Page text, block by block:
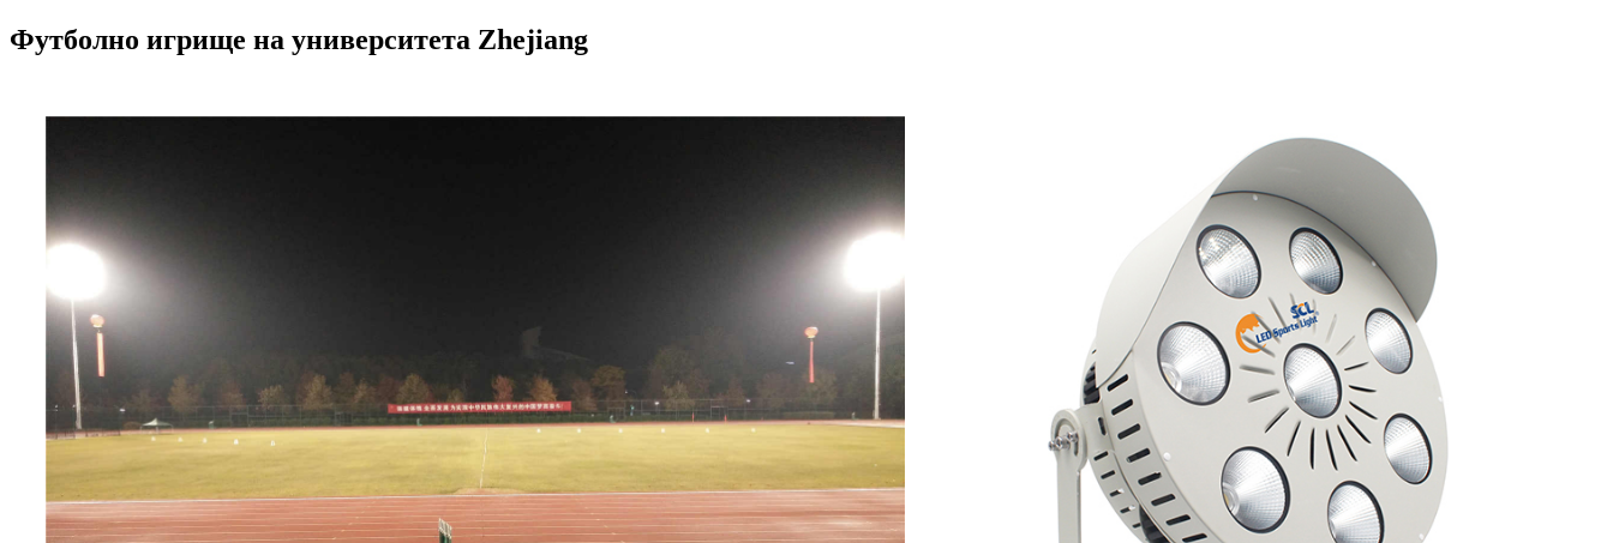
Футболно игрище на университета Zhejiang